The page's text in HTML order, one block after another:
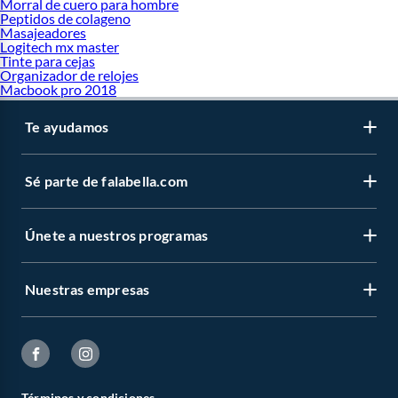
Morral de cuero para hombre
Peptidos de colageno
Masajeadores
Logitech mx master
Tinte para cejas
Organizador de relojes
Macbook pro 2018
Te ayudamos
Sé parte de falabella.com
Únete a nuestros programas
Nuestras empresas